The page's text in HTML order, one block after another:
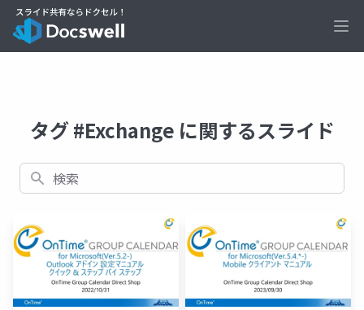
タグ #Exchange に関するスライド
検索